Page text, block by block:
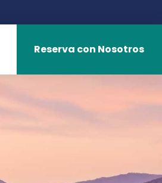
Reserva con Nosotros